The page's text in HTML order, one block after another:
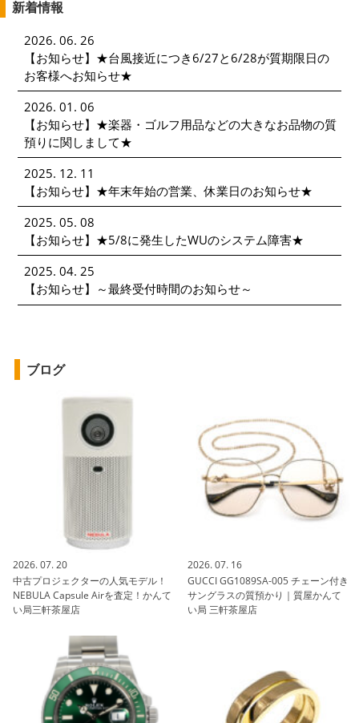
新着情報
2026. 06. 26
【お知らせ】 ★台風接近につき6/27と6/28が質期限日の
お客様へお知らせ★
2026. 01. 06
【お知らせ】 ★楽器・ゴルフ用品などの大きなお品物の質
預りに関しまして★
2025. 12. 11
【お知らせ】 ★年末年始の営業、休業日のお知らせ★
2025. 05. 08
【お知らせ】 ★5/8に発生したWUのシステム障害★
2025. 04. 25
【お知らせ】 ～最終受付時間のお知らせ～
ブログ
2026. 07. 20
中古プロジェクターの人気モデル！
NEBULA Capsule Airを査定！かんて
い局三軒茶屋店
2026. 07. 16
GUCCI GG1089SA-005 チェーン付き
サングラスの質預かり｜質屋かんて
い局 三軒茶屋店